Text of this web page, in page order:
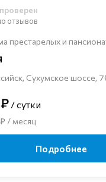
престарелых и
Сухумское шоссе,
отзывов
/ сутки
/ месяц
Подробнее